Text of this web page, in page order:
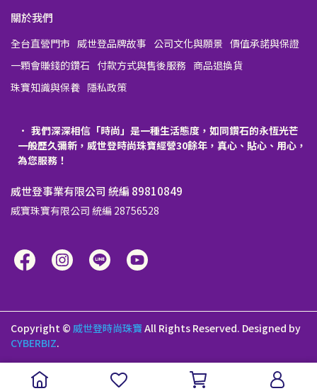
關於我們
全台直營門市 威世登品牌故事 公司文化與願景 價值承諾與保證
一顆會賺錢的鑽石 付款方式與售後服務 商品退換貨
珠寶知識與保養 隱私政策
我們深深相信「時尚」是一種生活態度，如同鑽石的永恆光芒
一般歷久彌新，威世登時尚珠寶經營30餘年，真心、貼心、用心，
為您服務！
威世登事業有限公司 統編 89810849
威寶珠寶有限公司 統編 28756528
Copyright © 威世登時尚珠寶 All Rights Reserved. Designed by
CYBERBIZ.